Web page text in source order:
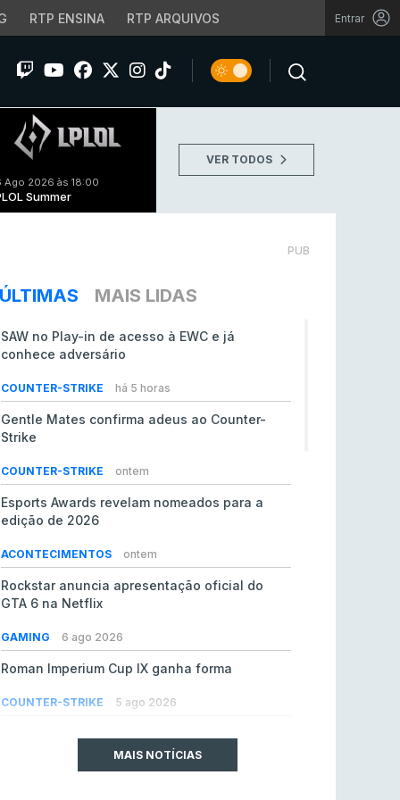
RTP ENSINA RTP ARQUIVOS Entrar
Ago 2026 às 18:00
Summer
VER TODOS
PUB
ÚLTIMAS MAIS LIDAS
SAW no Play-in de acesso à EWC e já
conhece adversário
COUNTER-STRIKE há 5 horas
Gentle Mates confirma adeus ao Counter-
Strike
COUNTER-STRIKE ontem
Esports Awards revelam nomeados para a
edição de 2026
ACONTECIMENTOS ontem
Rockstar anuncia apresentação oficial do
GTA 6 na Netflix
GAMING 6 ago 2026
Roman Imperium Cup IX ganha forma
COUNTER-STRIKE 5 ago 2026
milhões de dólaresMAIS NOTÍCIAS